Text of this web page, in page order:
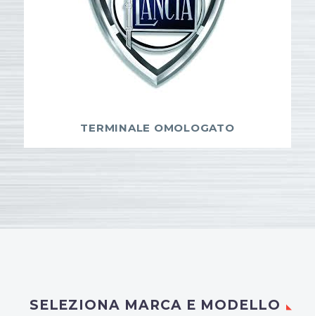
TERMINALE OMOLOGATO
SELEZIONA MARCA E MODELLO